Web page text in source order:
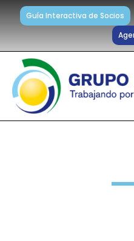
Guía Interactiva de Socios